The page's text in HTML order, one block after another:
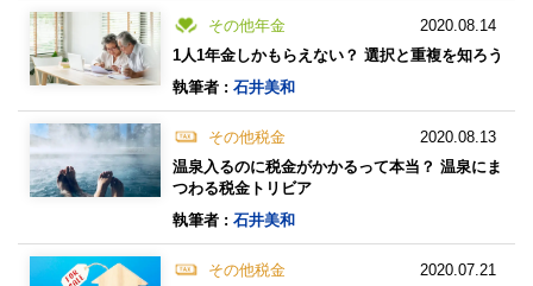
その他年金 2020.08.14
1人1年金しかもらえない？ 選択と重複を知ろう
執筆者 : 石井美和
その他税金 2020.08.13
温泉入るのに税金がかかるって本当？ 温泉にま
つわる税金トリビア
執筆者 : 石井美和
その他税金 2020.07.21